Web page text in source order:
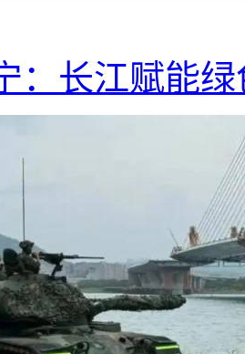
：长江赋能